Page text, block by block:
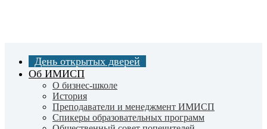
День открытых дверей
Об ИМИСП
О бизнес-школе
История
Преподаватели и менеджмент ИМИСП
Спикеры образовательных программ